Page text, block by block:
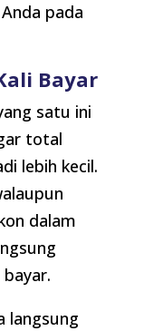
pada
Bayar
satu ini
total
lebih kecil.
dalam
langsung